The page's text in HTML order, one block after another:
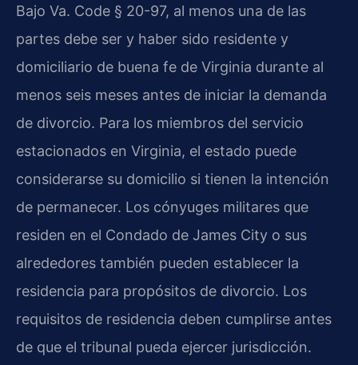
Bajo Va. Code § 20-97, al menos una de las
partes debe ser y haber sido residente y
domiciliario de buena fe de Virginia durante al
menos seis meses antes de iniciar la demanda
de divorcio. Para los miembros del servicio
estacionados en Virginia, el estado puede
considerarse su domicilio si tienen la intención
de permanecer. Los cónyuges militares que
residen en el Condado de James City o sus
alrededores también pueden establecer la
residencia para propósitos de divorcio. Los
requisitos de residencia deben cumplirse antes
de que el tribunal pueda ejercer jurisdicción.